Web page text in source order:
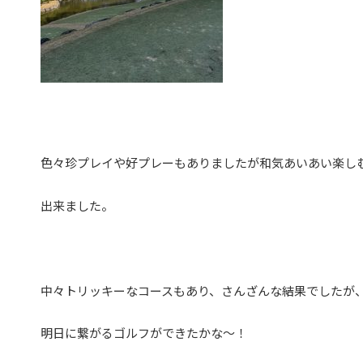
色々珍プレイや好プレーもありましたが和気あいあい楽し
出来ました。
中々トリッキーなコースもあり、さんざんな結果でしたが、
明日に繋がるゴルフができたかな～！